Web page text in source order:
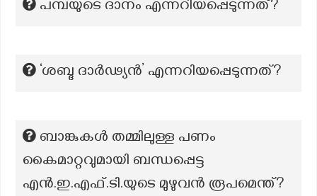
പമ്പയുടെ ദാനം എന്നറിയപ്പെടുന്നത്?
‘ശബ്ദ ദാര്‍ഢ്യൻ’ എന്നറിയപ്പെടുന്നത്?
ബാങ്കുകൾ തമ്മിലുള്ള പണം
കൈമാറ്റവുമായി ബന്ധപ്പെട്ട
എൻ.ഇ.എഫ്.ടി.യുടെ മുഴുവൻ രൂപമെന്ത്?